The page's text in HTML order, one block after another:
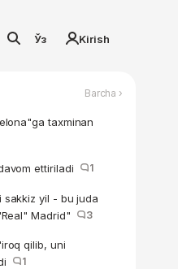
Ўз Kirish
Barcha ›
taxminan
ettiriladi 1
sakkiz yil - bu juda
Madrid"
3
qilib, uni
1